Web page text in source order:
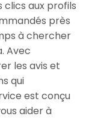
clics aux profils
près
à chercher
Avec
les avis et
qui
est conçu
aider à